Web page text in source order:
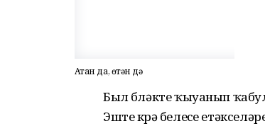
Аҫтан да, өҫтән дә
Был бүләкте ҡыуанып
Эште күрә белеүсе